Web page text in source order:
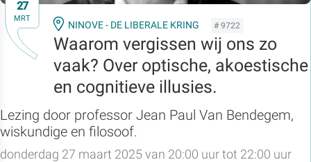
27
MRT
NINOVE - DE LIBERALE KRING # 9722
Waarom vergissen wij ons zo
vaak? Over optische, akoestische
en cognitieve illusies.
Lezing door professor Jean Paul Van Bendegem,
wiskundige en filosoof.
donderdag 27 maart 2025 van 20:00 uur tot 22:00 uur